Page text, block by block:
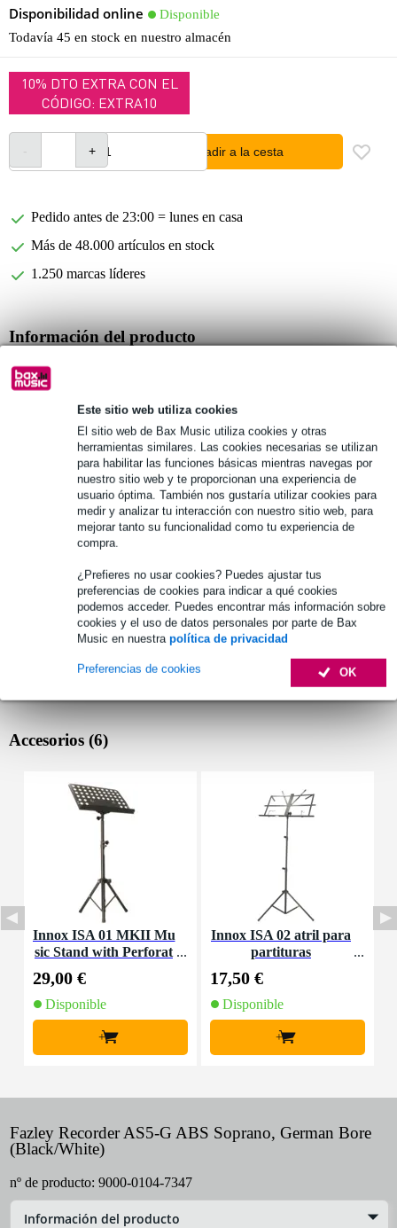
Este sitio web utiliza cookies
El sitio web de Bax Music utiliza cookies y otras
herramientas similares. Las cookies necesarias se utilizan
para habilitar las funciones básicas mientras navegas por
nuestro sitio web y te proporcionan una experiencia de
usuario óptima. También nos gustaría utilizar cookies para
medir y analizar tu interacción con nuestro sitio web, para
mejorar tanto su funcionalidad como tu experiencia de
compra.
¿Prefieres no usar cookies? Puedes ajustar tus
preferencias de cookies para indicar a qué cookies
podemos acceder. Puedes encontrar más información sobre
cookies y el uso de datos personales por parte de Bax
Music en nuestra política de privacidad
OK
Preferencias de cookies
Disponibilidad online
Disponible
Todavía 45 en stock en nuestro almacén
10% DTO EXTRA CON EL
CÓDIGO: EXTRA10
añadir a la cesta
Pedido antes de 23:00 = lunes en casa
Más de 48.000 artículos en stock
1.250 marcas líderes
Información del producto
Flauta dulce Fazley AS5-G
flauta dulce soprano
material: ABS
Especificaciones completas
Véase también (1)
Accesorios (6)
Innox ISA 01 MKII Mu
sic Stand with Perforat
29,00 €
Disponible
+
Innox ISA 02 atril para
partituras
17,50 €
Disponible
+
Fazley Recorder AS5-G ABS Soprano, German Bore
(Black/White)
nº de producto: 9000-0104-7347
Información del producto